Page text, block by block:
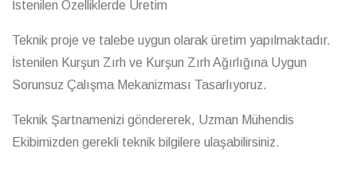
İstenilen Özelliklerde Üretim
Teknik proje ve talebe uygun olarak üretim yapılmaktadır.
İstenilen Kurşun Zırh ve Kurşun Zırh Ağırlığına Uygun
Sorunsuz Çalışma Mekanizması Tasarlıyoruz.
Teknik Şartnamenizi göndererek, Uzman Mühendis
Ekibimizden gerekli teknik bilgilere ulaşabilirsiniz.